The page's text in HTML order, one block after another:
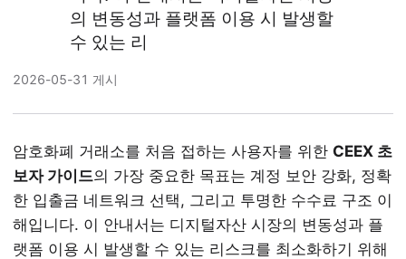
의 변동성과 플랫폼 이용 시 발생할
수 있는 리
2026-05-31 게시
암호화폐 거래소를 처음 접하는 사용자를 위한 CEEX 초
보자 가이드의 가장 중요한 목표는 계정 보안 강화, 정확
한 입출금 네트워크 선택, 그리고 투명한 수수료 구조 이
해입니다. 이 안내서는 디지털자산 시장의 변동성과 플
랫폼 이용 시 발생할 수 있는 리스크를 최소화하기 위해